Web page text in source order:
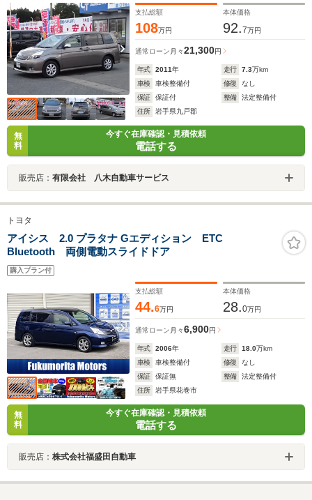
支払総額
108万円
本体価格
92.7万円
通常ローン 月々21,300円
年式 2011年 走行 7.3万km
車検
車検整備付 修復
なし
保証
保証付 整備
法定整備付
住所
岩手県九戸郡
無
料
今すぐ在庫確認・見積依頼
電話する
販売店： 有限会社 八木自動車サービス
トヨタ
アイシス 2.0 プラタナ Gエディション ETC
Bluetooth 両側電動スライドドア
購入プラン付
支払総額
44.6万円
本体価格
28.0万円
通常ローン 月々6,900円
年式 2006年 走行 18.0万km
車検
車検整備付 修復
なし
保証
保証無 整備
法定整備付
住所
岩手県花巻市
無
料
今すぐ在庫確認・見積依頼
電話する
販売店： 株式会社福盛田自動車